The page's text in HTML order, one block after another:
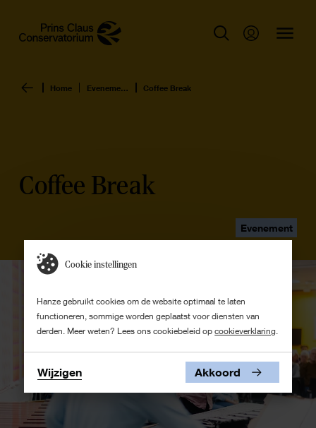
Home Evenementen overzicht Coffee Break
Coffee Break
Evenement
Cookie instellingen
Hanze gebruikt cookies om de website optimaal te laten
functioneren, sommige worden geplaatst voor diensten van
derden. Meer weten? Lees ons cookiebeleid opcookieverklaring.
Wijzigen Akkoord